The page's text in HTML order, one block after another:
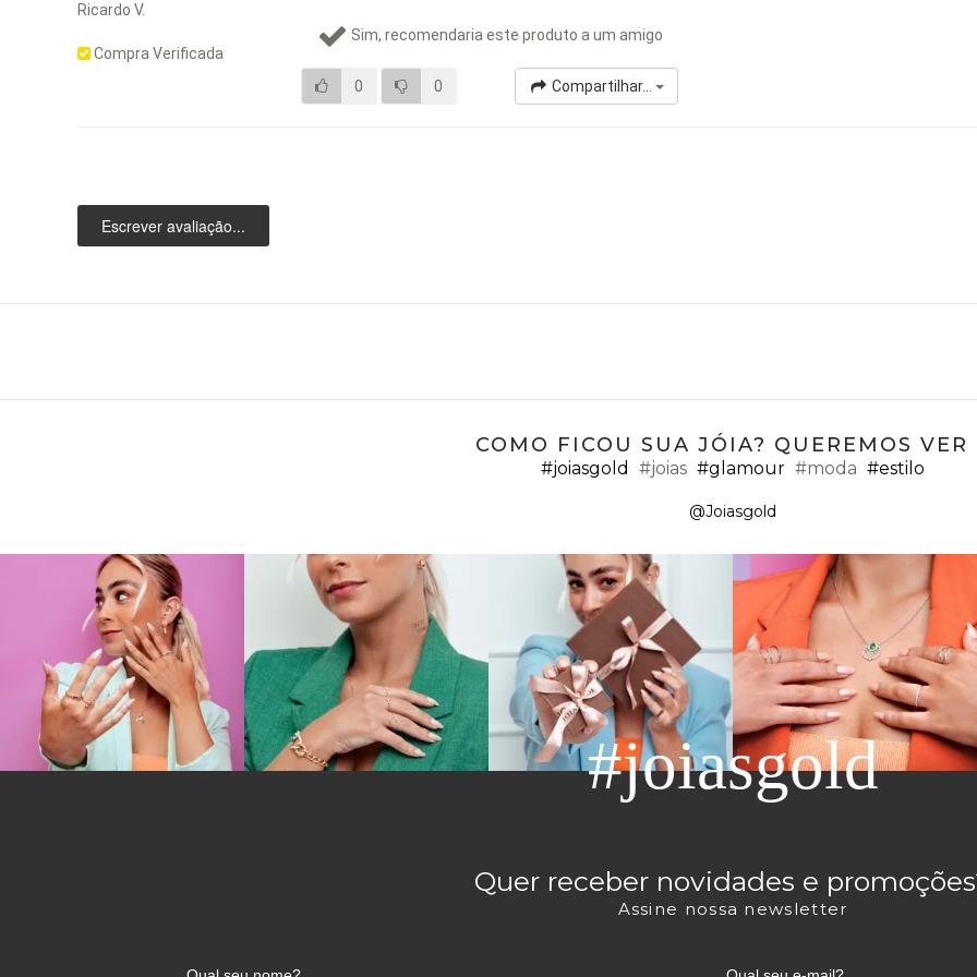
Ricardo V.
Compra Verificada
Sim, recomendaria este produto a um amigo
0 0 Compartilhar...
Escrever avaliação...
COMO FICOU SUA JÓIA? QUEREMOS VER
#joiasgold #joias #glamour #moda #estilo
@Joiasgold
#joiasgold
Quer receber novidades e
Assine nossa newsletter